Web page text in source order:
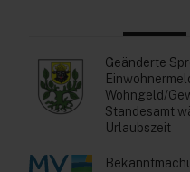
Geänderte
Wohngeld/
Standesamt
Urlaubszeit